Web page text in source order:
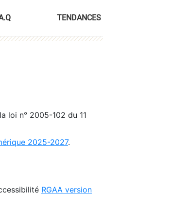
TENDANCES
loi n° 2005-102 du 11
2025-2027.
RGAA version